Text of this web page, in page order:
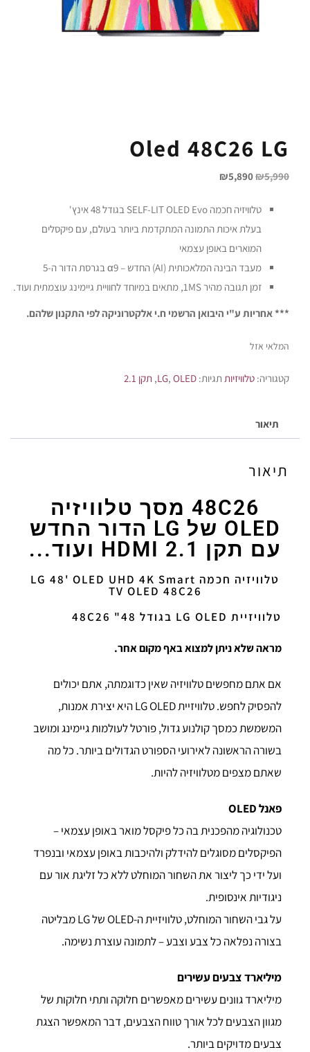
Oled 48C26 LG
₪5,990
₪5,890
טלוויזיה חכמה SELF-LIT OLED Evo בגודל 48 אינץ'
בעלת איכות התמונה המתקדמת ביותר בעולם, עם פיקסלים
המוארים באופן עצמאי
מעבד הבינה המלאכותית (AI) החדש – α9 בגרסת הדור ה-5
זמן תגובה מהיר 1MS, מתאים במיוחד לחוויית גיימינג עוצמתית ועוד.
*** אחריות ע"י היבואן הרשמי ח.י אלקטרוניקה לפי התקנון שלהם.
המלאי אזל
קטגוריה: טלוויזיות תגיות: LG, OLED
, תקן 2.1
תיאור
תיאור
48C26 מסך טלוויזיה
OLED של LG הדור החדש
עם תקן 2.1 HDMI ועוד...
טלוויזיה חכמה LG 48' OLED UHD 4K Smart
TV OLED 48C26
טלוויזיית LG OLED בגודל 48" 48C26
מראה שלא ניתן למצוא באף מקום אחר.
אם אתם מחפשים טלוויזיה שאין כדוגמתה, אתם יכולים
להפסיק לחפש. טלוויזיית LG OLED היא יצירת אמנות,
המשמשת כמסך קולנוע גדול, פורטל לעולמות גיימינג ומושב
בשורה הראשונה לאירועי הספורט הגדולים ביותר. כל מה
שאתם מצפים מטלוויזיה להיות.
פאנל OLED
טכנולוגיה מהפכנית בה כל פיקסל מואר באופן עצמאי –
הפיקסלים מסוגלים להידלק ולהיכבות באופן עצמאי ובנפרד
ועל ידי כך ליצור את השחור המוחלט ללא כל זליגת אור עם
ניגודיות אינסופית.
על גבי השחור המוחלט, טלוויזיית ה-OLED של LG מבליטה
בצורה נפלאה כל צבע וצבע – לתמונה עוצרת נשימה.
מיליארד צבעים עשירים
מיליארד גוונים עשירים מאפשרים חלוקה ותתי חלוקות של
מגוון הצבעים לכל אורך טווח הצבעים, דבר המאפשר הצגת
צבעים מדויקים ביותר.